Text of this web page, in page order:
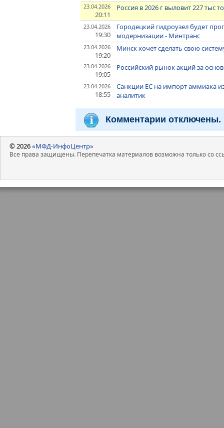
23.04.2026
20:11
Россия в 2026 г выловит 227 тыс
23.04.2026
19:30
Городецкий гидроузел будет
модернизации - Минтранс
23.04.2026
19:20
Минск хочет сделать свою
23.04.2026
19:05
Российский рынок акций за
23.04.2026
18:55
Санкции ЕС на импорт аммиака
аналитик
Комментарии отключены.
© 2026«МФД-ИнфоЦентр»
Все права защищены. Перепечатка материалов возможна только со